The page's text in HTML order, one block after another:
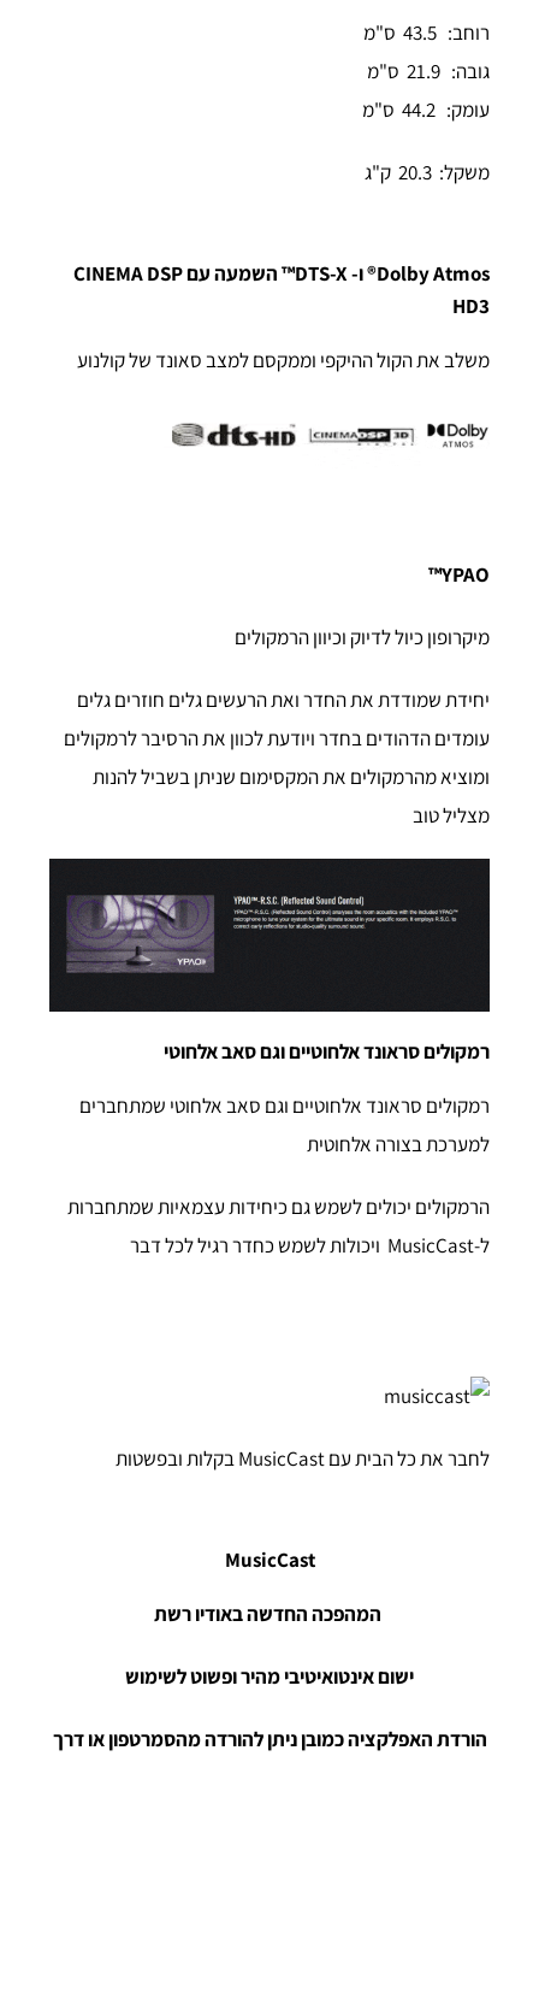
רוחב: 43.5 ס"מ
גובה: 21.9 ס"מ
עומק: 44.2 ס"מ
משקל: 20.3 ק"ג
Dolby Atmos® ו- DTS-X™ השמעה עם CINEMA DSP
HD3
משלב את הקול ההיקפי וממקסם למצב סאונד של קולנוע
YPAO™
מיקרופון כיול לדיוק וכיוון הרמקולים
יחידת שמודדת את החדר ואת הרעשים גלים חוזרים גלים
עומדים הדהודים בחדר ויודעת לכוון את הרסיבר לרמקולים
ומוציא מהרמקולים את המקסימום שניתן בשביל להנות
מצליל טוב
רמקולים סראונד אלחוטיים וגם סאב אלחוטי
רמקולים סראונד אלחוטיים וגם סאב אלחוטי שמתחברים
למערכת בצורה אלחוטית
הרמקולים יכולים לשמש גם כיחידות עצמאיות שמתחברות
ל-MusicCast ויכולות לשמש כחדר רגיל לכל דבר
לחבר את כל הבית עם MusicCast בקלות ובפשטות
MusicCast
המהפכה החדשה באודיו רשת
ישום אינטואיטיבי מהיר ופשוט לשימוש
הורדת האפלקציה כמובן ניתן להורדה מהסמרטפון או דרך